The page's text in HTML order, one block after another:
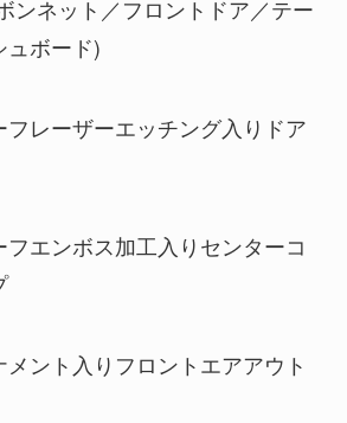
ンネット／フロントドア／テー
ュボード)
フレーザーエッチング入りドア
フエンボス加工入りセンターコ
ント入りフロントエアアウト